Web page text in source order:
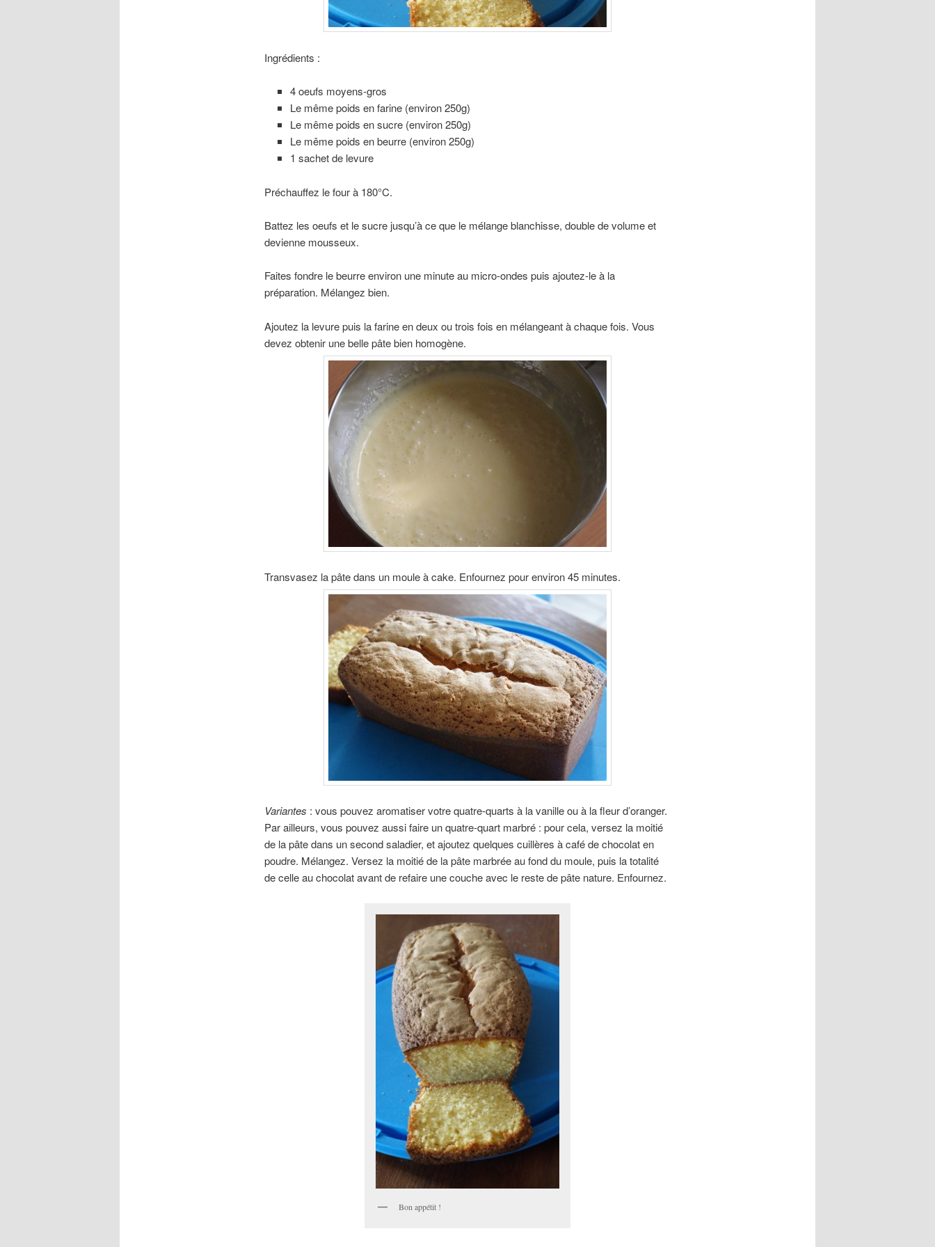
Ingrédients :
4 oeufs moyens-gros
Le même poids en farine (environ 250g)
Le même poids en sucre (environ 250g)
Le même poids en beurre (environ 250g)
1 sachet de levure
Préchauffez le four à 180°C.
Battez les oeufs et le sucre jusqu’à ce que le mélange blanchisse, double de volume et
devienne mousseux.
Faites fondre le beurre environ une minute au micro-ondes puis ajoutez-le à la
préparation. Mélangez bien.
Ajoutez la levure puis la farine en deux ou trois fois en mélangeant à chaque fois. Vous
devez obtenir une belle pâte bien homogène.
Transvasez la pâte dans un moule à cake. Enfournez pour environ 45 minutes.
Variantes : vous pouvez aromatiser votre quatre-quarts à la vanille ou à la fleur d’oranger.
Par ailleurs, vous pouvez aussi faire un quatre-quart marbré : pour cela, versez la moitié
de la pâte dans un second saladier, et ajoutez quelques cuillères à café de chocolat en
poudre. Mélangez. Versez la moitié de la pâte marbrée au fond du moule, puis la totalité
de celle au chocolat avant de refaire une couche avec le reste de pâte nature. Enfournez.
Bon appétit !